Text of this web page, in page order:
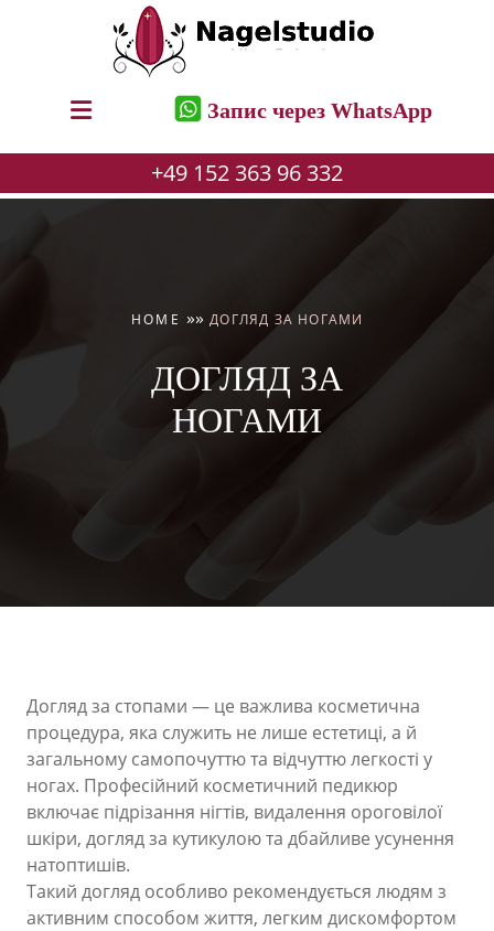
до
Запис через WhatsApp
+49 152 363 96 332
HOME »» ДОГЛЯД ЗА НОГАМИ
ДОГЛЯД ЗА
НОГАМИ
Догляд за стопами — це важлива косметична
процедура, яка служить не лише естетиці, а й
загальному самопочуттю та відчуттю легкості у
ногах. Професійний косметичний педикюр
включає підрізання нігтів, видалення ороговілої
шкіри, догляд за кутикулою та дбайливе усунення
натоптишів.
Такий догляд особливо рекомендується людям з
активним способом життя, легким дискомфортом